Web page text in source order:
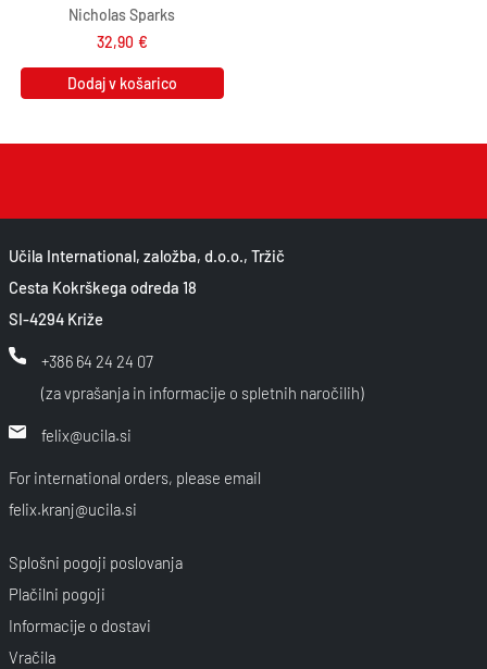
Nicholas Sparks
32,90 €
Dodaj v košarico
Učila International, založba, d.o.o., Tržič
Cesta Kokrškega odreda 18
SI-4294 Križe
+386 64 24 24 07
(za vprašanja in informacije o spletnih naročilih)
felix@ucila.si
For international orders, please email
felix.kranj@ucila.si
Splošni pogoji poslovanja
Plačilni pogoji
Informacije o dostavi
Vračila